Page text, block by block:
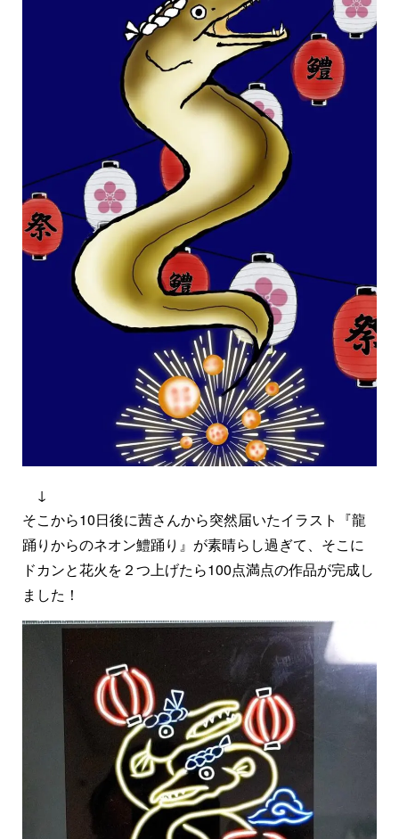
↓
そこから10日後に茜さんから突然届いたイラスト『龍
踊りからのネオン鱧踊り』が素晴らし過ぎて、そこに
ドカンと花火を２つ上げたら100点満点の作品が完成し
ました！